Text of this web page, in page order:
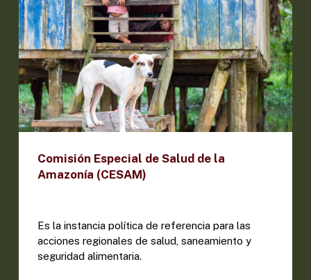
Comisión Especial de Salud de la
Amazonía (CESAM)
Es la instancia política de referencia para las
acciones regionales de salud, saneamiento y
seguridad alimentaria.